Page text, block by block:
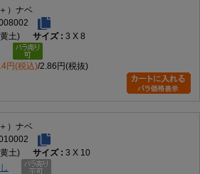
）ナベ
土)
3 X 8
円(税込) 2.86円(税抜)
）ナベ
土)
3 X 10